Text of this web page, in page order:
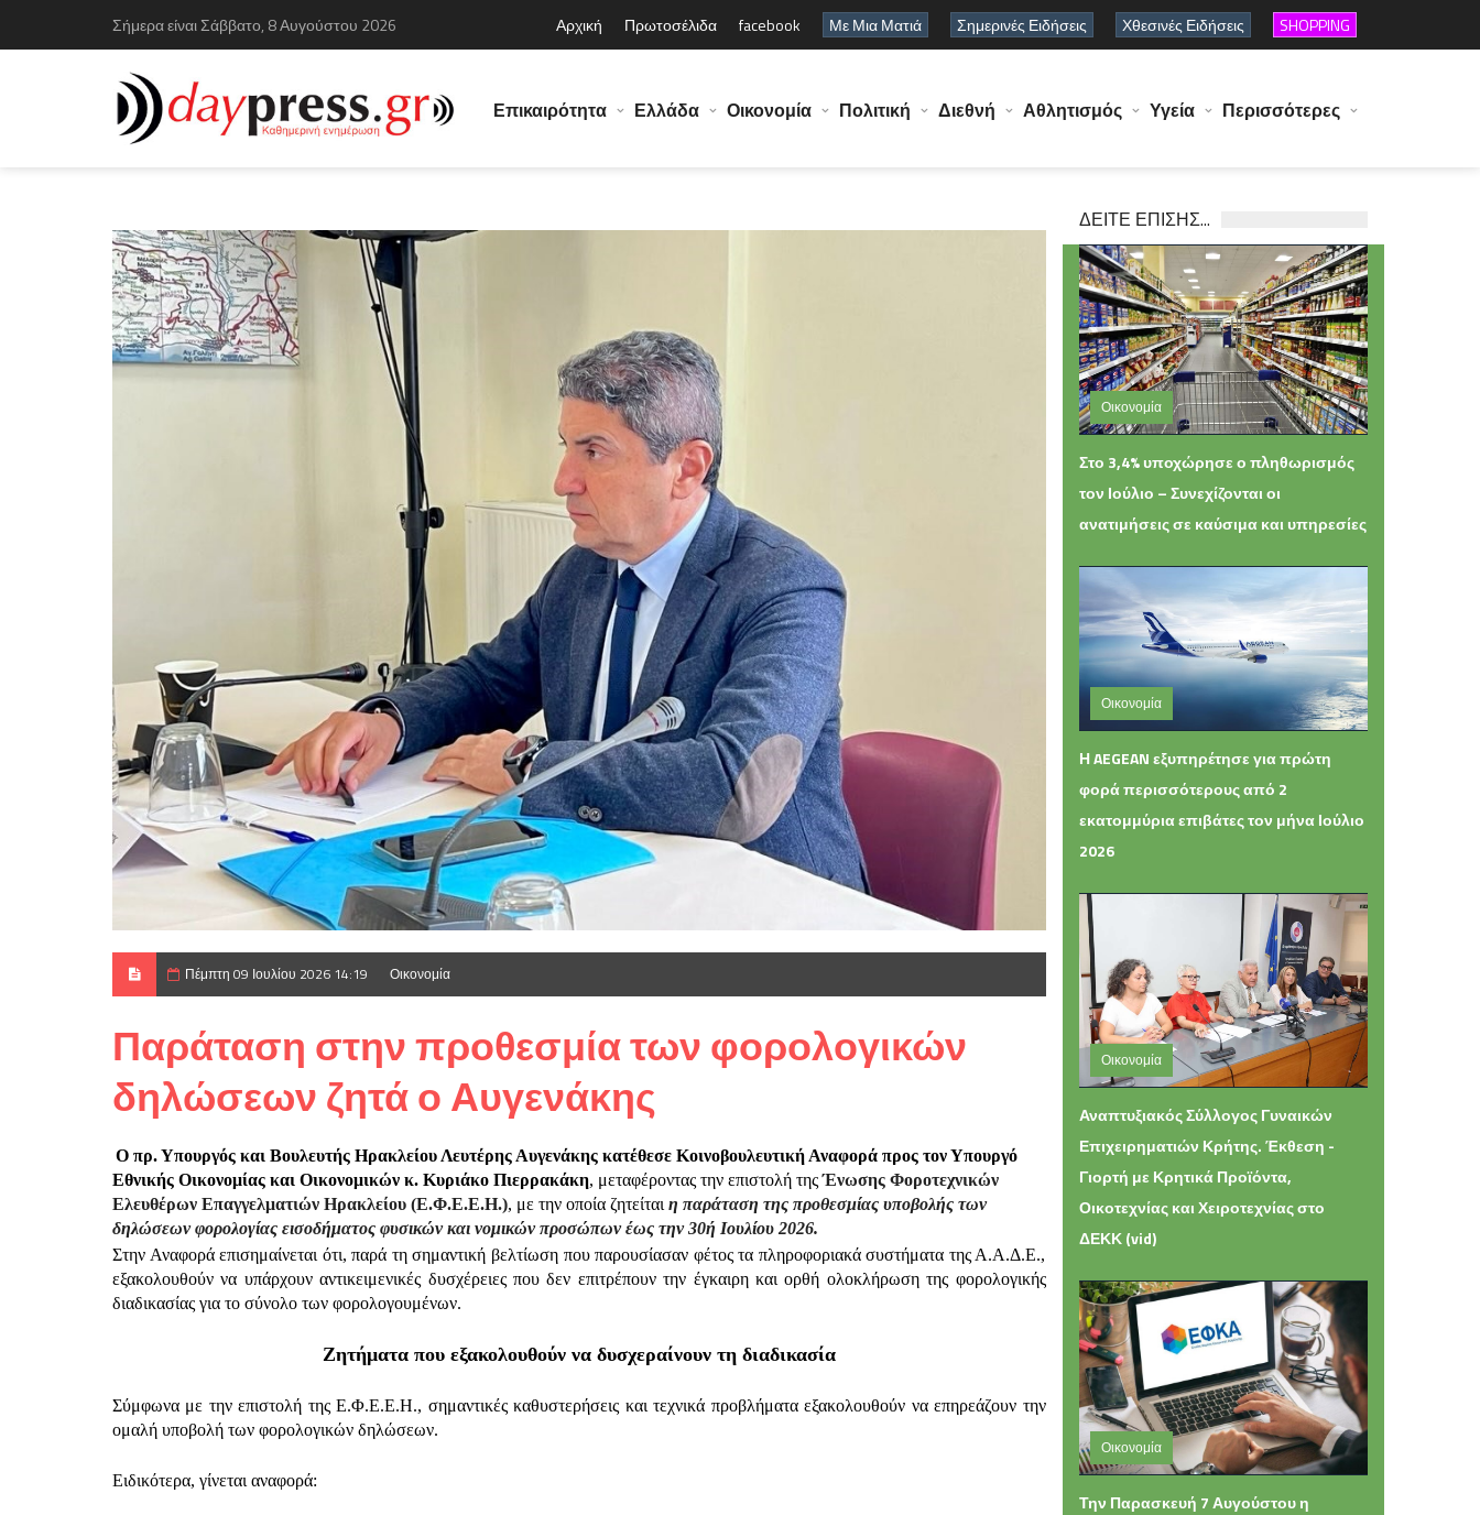
Σήμερα είναι Σάββατο, 8 Αυγούστου 2026 Αρχική Πρωτοσέλιδα facebook Με Μια Ματιά Σημερινές Ειδήσεις Χθεσινές Ειδήσεις SHOPPING
Επικαιρότητα Ελλάδα Οικονομία Πολιτική Διεθνή Αθλητισμός Υγεία Περισσότερες
Πέμπτη 09 Ιουλίου 2026 14:19 Οικονομία
Παράταση στην προθεσμία των φορολογικών
δηλώσεων ζητά ο Αυγενάκης
Ο πρ. Υπουργός και Βουλευτής Ηρακλείου Λευτέρης Αυγενάκης κατέθεσε Κοινοβουλευτική Αναφορά προς τον Υπουργό
Εθνικής Οικονομίας και Οικονομικών κ. Κυριάκο Πιερρακάκη, μεταφέροντας την επιστολή τηςΈνωσης Φοροτεχνικών
Ελευθέρων Επαγγελματιών Ηρακλείου (Ε.Φ.Ε.Ε.Η.), με την οποία ζητείται η παράταση της προθεσμίας υποβολής των
δηλώσεων φορολογίας εισοδήματος φυσικών και νομικών προσώπων έως την 30ή Ιουλίου 2026.
Στην Αναφορά επισημαίνεται ότι, παρά τη σημαντική βελτίωση που παρουσίασαν φέτος τα πληροφοριακά συστήματα της Α.Α.Δ.Ε.,
εξακολουθούν να υπάρχουν αντικειμενικές δυσχέρειες που δεν επιτρέπουν την έγκαιρη και ορθή ολοκλήρωση της φορολογικής
διαδικασίας για το σύνολο των φορολογουμένων.
Ζητήματα που εξακολουθούν να δυσχεραίνουν τη διαδικασία
Σύμφωνα με την επιστολή της Ε.Φ.Ε.Ε.Η., σημαντικές καθυστερήσεις και τεχνικά προβλήματα εξακολουθούν να επηρεάζουν την
ομαλή υποβολή των φορολογικών δηλώσεων.
Ειδικότερα, γίνεται αναφορά:
ΔΕΙΤΕ ΕΠΙΣΗΣ...
Οικονομία
Παρασκευή 07 Αυγούστου 2026 14:33
Στο 3,4% υποχώρησε ο πληθωρισμός
τον Ιούλιο – Συνεχίζονται οι
ανατιμήσεις σε καύσιμα και υπηρεσίες
Οικονομία
Πέμπτη 06 Αυγούστου 2026 13:42
Η AEGEAN εξυπηρέτησε για πρώτη
φορά περισσότερους από 2
εκατομμύρια επιβάτες τον μήνα Ιούλιο
2026
Οικονομία
Τετάρτη 05 Αυγούστου 2026 16:49
Αναπτυξιακός Σύλλογος Γυναικών
Επιχειρηματιών Κρήτης. Έκθεση -
Γιορτή με Κρητικά Προϊόντα,
Οικοτεχνίας και Χειροτεχνίας στο
ΔΕΚΚ (vid)
Οικονομία
Τετάρτη 05 Αυγούστου 2026 13:27
Την Παρασκευή 7 Αυγούστου η